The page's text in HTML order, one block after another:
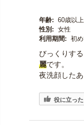
年齢: 60歳以上
性別: 女性
利用期間: 初
びっくりする
麗です。
夜洗顔した
役に立った